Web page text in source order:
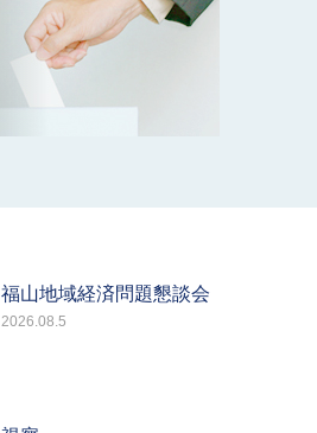
福山地域経済問題懇談会
2026.08.5